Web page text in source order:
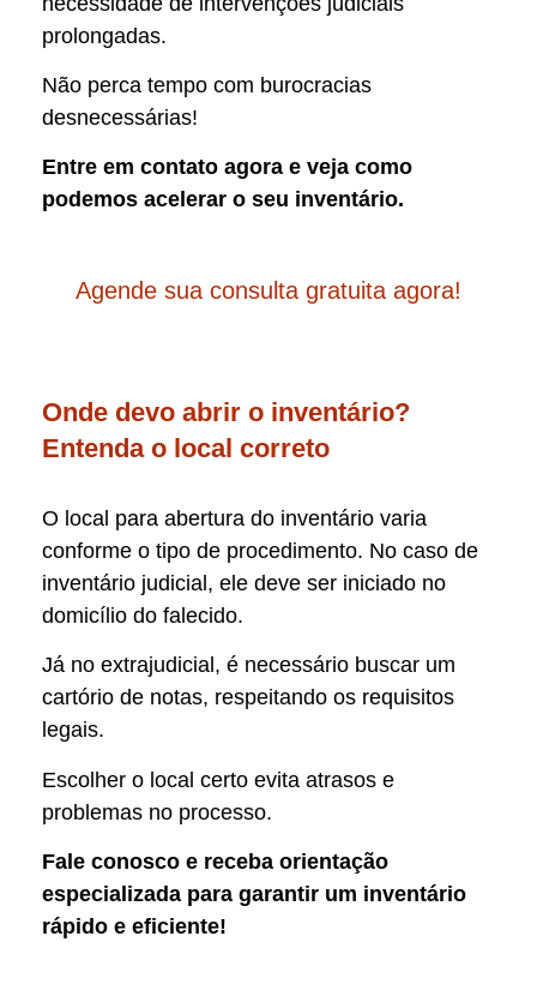
prolongadas.
Não perca tempo com burocracias
desnecessárias!
Entre em contato agora e veja como
podemos acelerar o seu inventário.
Agende sua consulta gratuita agora!
Onde devo abrir o inventário?
Entenda o local correto
O local para abertura do inventário varia
conforme o tipo de procedimento. No caso de
inventário judicial, ele deve ser iniciado no
domicílio do falecido.
Já no extrajudicial, é necessário buscar um
cartório de notas, respeitando os requisitos
legais.
Escolher o local certo evita atrasos e
problemas no processo.
Fale conosco e receba orientação
especializada para garantir um inventário
rápido e eficiente!